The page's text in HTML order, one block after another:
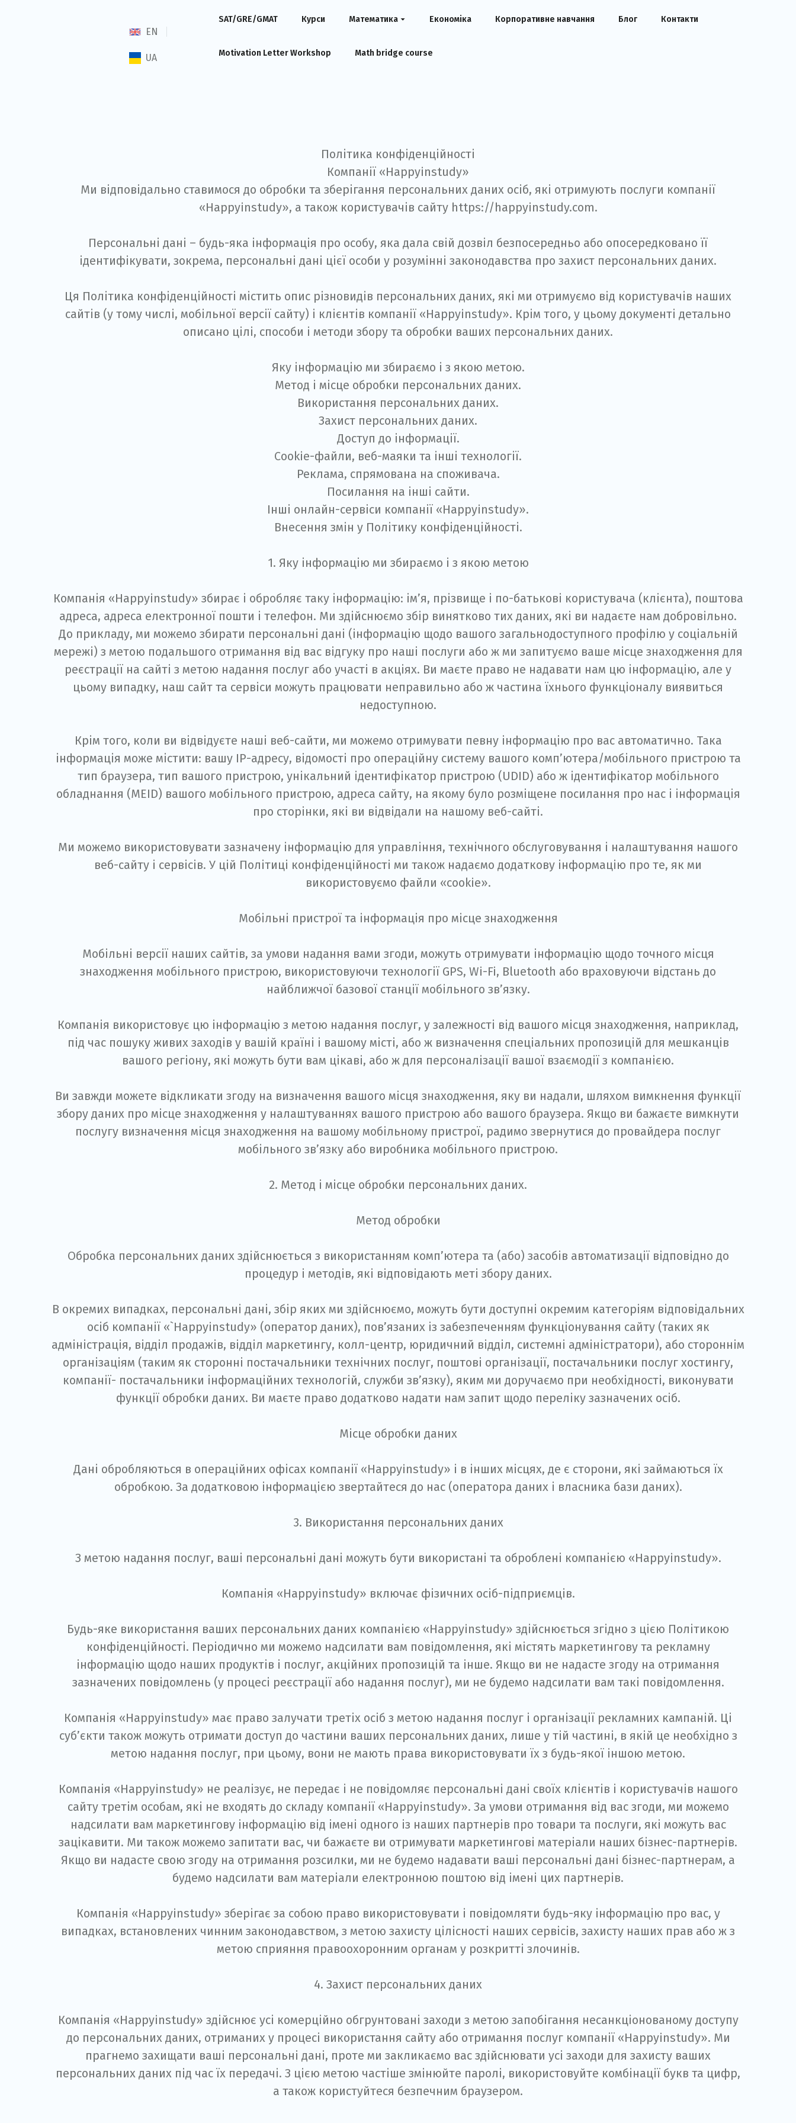
EN
UA
SAT/GRE/GMAT Курси Математика Економіка Корпоративне навчання Блог Контакти
Motivation Letter Workshop Math bridge course
Політика конфіденційності
Компанії «Happyinstudy»
Ми відповідально ставимося до обробки та зберігання персональних даних осіб, які отримують послуги компанії
«Happyinstudy», а також користувачів сайту https://happyinstudy.com.
Персональні дані – будь-яка інформація про особу, яка дала свій дозвіл безпосередньо або опосередковано її
ідентифікувати, зокрема, персональні дані цієї особи у розумінні законодавства про захист персональних даних.
Ця Політика конфіденційності містить опис різновидів персональних даних, які ми отримуємо від користувачів наших
сайтів (у тому числі, мобільної версії сайту) і клієнтів компанії «Happyinstudy». Крім того, у цьому документі детально
описано цілі, способи і методи збору та обробки ваших персональних даних.
Яку інформацію ми збираємо і з якою метою.
Метод і місце обробки персональних даних.
Використання персональних даних.
Захист персональних даних.
Доступ до інформації.
Cookie-файли, веб-маяки та інші технології.
Реклама, спрямована на споживача.
Посилання на інші сайти.
Інші онлайн-сервіси компанії «Happyinstudy».
Внесення змін у Політику конфіденційності.
1. Яку інформацію ми збираємо і з якою метою
Компанія «Happyinstudy» збирає і обробляє таку інформацію: ім’я, прізвище і по-батькові користувача (клієнта), поштова
адреса, адреса електронної пошти і телефон. Ми здійснюємо збір винятково тих даних, які ви надаєте нам добровільно.
До прикладу, ми можемо збирати персональні дані (інформацію щодо вашого загальнодоступного профілю у соціальній
мережі) з метою подальшого отримання від вас відгуку про наші послуги або ж ми запитуємо ваше місце знаходження для
реєстрації на сайті з метою надання послуг або участі в акціях. Ви маєте право не надавати нам цю інформацію, але у
цьому випадку, наш сайт та сервіси можуть працювати неправильно або ж частина їхнього функціоналу виявиться
недоступною.
Крім того, коли ви відвідуєте наші веб-сайти, ми можемо отримувати певну інформацію про вас автоматично. Така
інформація може містити: вашу ІР-адресу, відомості про операційну систему вашого комп’ютера/мобільного пристрою та
тип браузера, тип вашого пристрою, унікальний ідентифікатор пристрою (UDID) або ж ідентифікатор мобільного
обладнання (MEID) вашого мобільного пристрою, адреса сайту, на якому було розміщене посилання про нас і інформація
про сторінки, які ви відвідали на нашому веб-сайті.
Ми можемо використовувати зазначену інформацію для управління, технічного обслуговування і налаштування нашого
веб-сайту і сервісів. У цій Політиці конфіденційності ми також надаємо додаткову інформацію про те, як ми
використовуємо файли «cookie».
Мобільні пристрої та інформація про місце знаходження
Мобільні версії наших сайтів, за умови надання вами згоди, можуть отримувати інформацію щодо точного місця
знаходження мобільного пристрою, використовуючи технології GPS, Wi-Fi, Bluetooth або враховуючи відстань до
найближчої базової станції мобільного зв’язку.
Компанія використовує цю інформацію з метою надання послуг, у залежності від вашого місця знаходження, наприклад,
під час пошуку живих заходів у вашій країні і вашому місті, або ж визначення спеціальних пропозицій для мешканців
вашого регіону, які можуть бути вам цікаві, або ж для персоналізації вашої взаємодії з компанією.
Ви завжди можете відкликати згоду на визначення вашого місця знаходження, яку ви надали, шляхом вимкнення функції
збору даних про місце знаходження у налаштуваннях вашого пристрою або вашого браузера. Якщо ви бажаєте вимкнути
послугу визначення місця знаходження на вашому мобільному пристрої, радимо звернутися до провайдера послуг
мобільного зв’язку або виробника мобільного пристрою.
2. Метод і місце обробки персональних даних.
Метод обробки
Обробка персональних даних здійснюється з використанням комп’ютера та (або) засобів автоматизації відповідно до
процедур і методів, які відповідають меті збору даних.
В окремих випадках, персональні дані, збір яких ми здійснюємо, можуть бути доступні окремим категоріям відповідальних
осіб компанії «`Happyinstudy» (оператор даних), пов’язаних із забезпеченням функціонування сайту (таких як
адміністрація, відділ продажів, відділ маркетингу, колл-центр, юридичний відділ, системні адміністратори), або стороннім
організаціям (таким як сторонні постачальники технічних послуг, поштові організації, постачальники послуг хостингу,
компанії- постачальники інформаційних технологій, служби зв’язку), яким ми доручаємо при необхідності, виконувати
функції обробки даних. Ви маєте право додатково надати нам запит щодо переліку зазначених осіб.
Місце обробки даних
Дані обробляються в операційних офісах компанії «Happyinstudy» і в інших місцях, де є сторони, які займаються їх
обробкою. За додатковою інформацією звертайтеся до нас (оператора даних і власника бази даних).
3. Використання персональних даних
З метою надання послуг, ваші персональні дані можуть бути використані та оброблені компанією «Happyinstudy».
Компанія «Happyinstudy» включає фізичних осіб-підприємців.
Будь-яке використання ваших персональних даних компанією «Happyinstudy» здійснюється згідно з цією Політикою
конфіденційності. Періодично ми можемо надсилати вам повідомлення, які містять маркетингову та рекламну
інформацію щодо наших продуктів і послуг, акційних пропозицій та інше. Якщо ви не надасте згоду на отримання
зазначених повідомлень (у процесі реєстрації або надання послуг), ми не будемо надсилати вам такі повідомлення.
Компанія «Happyinstudy» має право залучати третіх осіб з метою надання послуг і організації рекламних кампаній. Ці
суб’єкти також можуть отримати доступ до частини ваших персональних даних, лише у тій частині, в якій це необхідно з
метою надання послуг, при цьому, вони не мають права використовувати їх з будь-якої іншою метою.
Компанія «Happyinstudy» не реалізує, не передає і не повідомляє персональні дані своїх клієнтів і користувачів нашого
сайту третім особам, які не входять до складу компанії «Happyinstudy». За умови отримання від вас згоди, ми можемо
надсилати вам маркетингову інформацію від імені одного із наших партнерів про товари та послуги, які можуть вас
зацікавити. Ми також можемо запитати вас, чи бажаєте ви отримувати маркетингові матеріали наших бізнес-партнерів.
Якщо ви надасте свою згоду на отримання розсилки, ми не будемо надавати ваші персональні дані бізнес-партнерам, а
будемо надсилати вам матеріали електронною поштою від імені цих партнерів.
Компанія «Happyinstudy» зберігає за собою право використовувати і повідомляти будь-яку інформацію про вас, у
випадках, встановлених чинним законодавством, з метою захисту цілісності наших сервісів, захисту наших прав або ж з
метою сприяння правоохоронним органам у розкритті злочинів.
4. Захист персональних даних
Компанія «Happyinstudy» здійснює усі комерційно обгрунтовані заходи з метою запобігання несанкціонованому доступу
до персональних даних, отриманих у процесі використання сайту або отримання послуг компанії «Happyinstudy». Ми
прагнемо захищати ваші персональні дані, проте ми закликаємо вас здійснювати усі заходи для захисту ваших
персональних даних під час їх передачі. З цією метою частіше змінюйте паролі, використовуйте комбінації букв та цифр,
а також користуйтеся безпечним браузером.